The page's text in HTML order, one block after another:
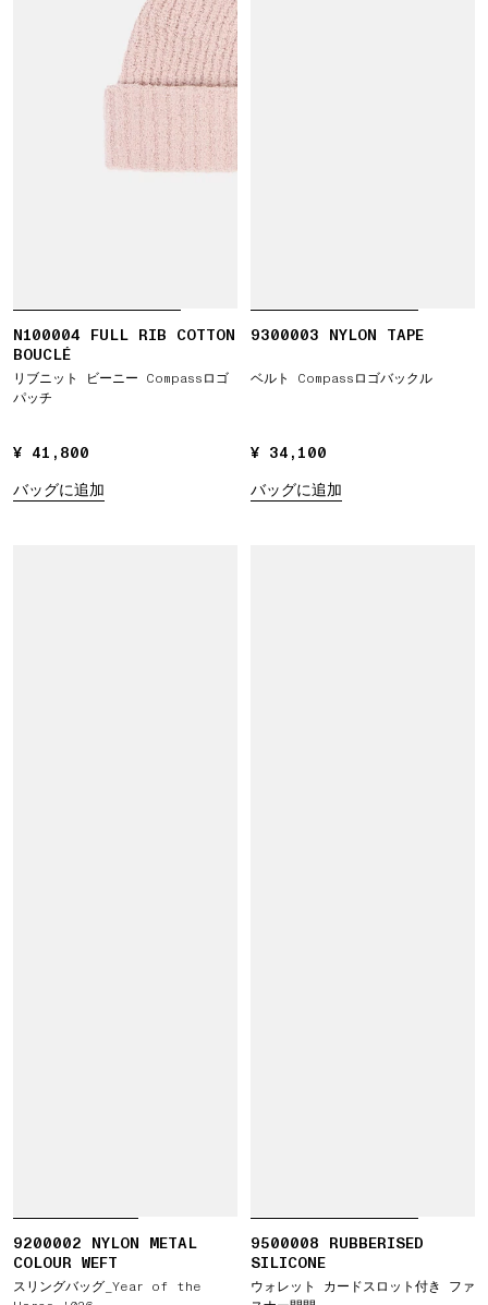
N100004 FULL RIB COTTON
BOUCLÉ
リブニット ビーニー Compassロゴ
パッチ
¥ 41,800
¥ 41,800
バッグに追加
9300003 NYLON TAPE
ベルト Compassロゴバックル
¥ 34,100
¥ 34,100
バッグに追加
9200002 NYLON METAL
COLOUR WEFT
スリングバッグ_Year of the
9500008 RUBBERISED
SILICONE
ウォレット カードスロット付き ファ